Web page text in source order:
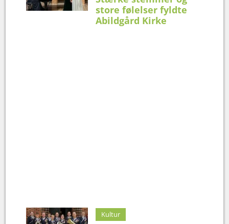
store følelser fyldte
Abildgård Kirke
Kultur